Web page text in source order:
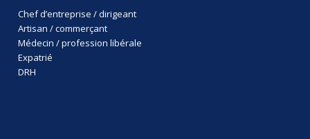
Chef d’entreprise / dirigeant
Artisan / commerçant
Médecin / profession libérale
Expatrié
DRH